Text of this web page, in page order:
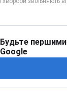
Будьте першими
Google